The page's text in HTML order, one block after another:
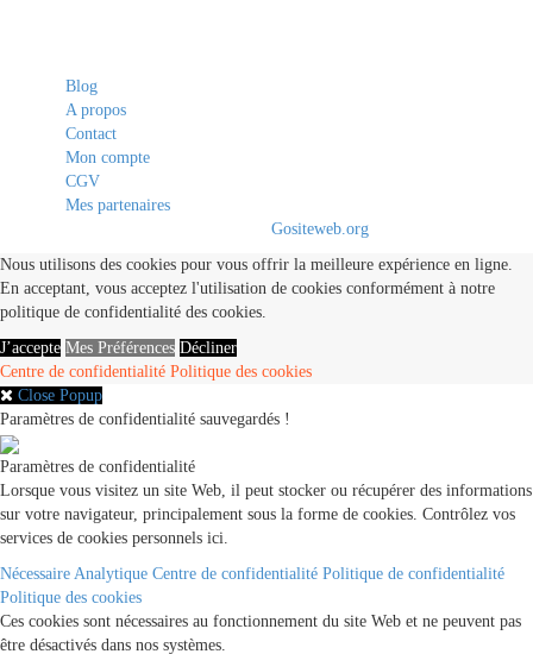
Blog
A propos
Contact
Mon compte
CGV
Mes partenaires
Gositeweb.org
Nous utilisons des cookies pour vous offrir la meilleure expérience en ligne.
En acceptant, vous acceptez l'utilisation de cookies conformément à notre
politique de confidentialité des cookies.
J’accepte Mes Préférences Décliner
Centre de confidentialité Politique des cookies
Close Popup
Paramètres de confidentialité sauvegardés !
Paramètres de confidentialité
Lorsque vous visitez un site Web, il peut stocker ou récupérer des informations
sur votre navigateur, principalement sous la forme de cookies. Contrôlez vos
services de cookies personnels ici.
Nécessaire Analytique Centre de confidentialité Politique de confidentialité
Politique des cookies
Ces cookies sont nécessaires au fonctionnement du site Web et ne peuvent pas
être désactivés dans nos systèmes.